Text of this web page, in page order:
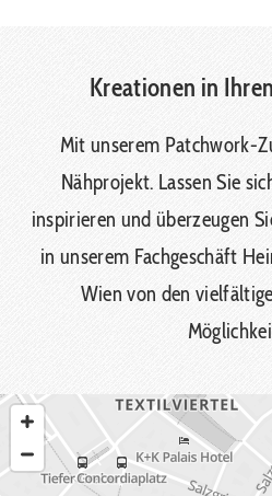
Kreationen in
Mit unserem Patchwork-
Nähprojekt. Lassen Sie
inspirieren und überzeugen
in unserem Fachgeschäft
Wien von den